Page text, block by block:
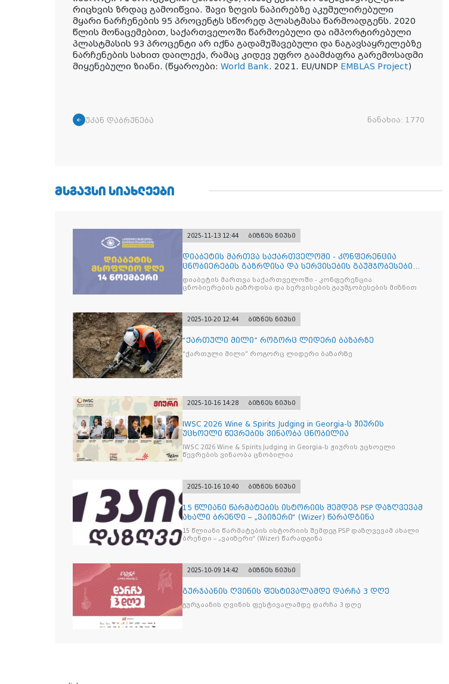
რიცხვის ზრდაც გამოიწვია. შავი ზღვის ნაპირებზე აკუმულირებული
მყარი ნარჩენების 95 პროცენტს სწორედ პლასტმასა წარმოადგენს. 2020
წლის მონაცემებით, საქართველოში წარმოებული და იმპორტირებული
პლასტმასის 93 პროცენტი არ იქნა გადამუშავებული და ნაგავსაყრელებზე
ნარჩენების სახით დაილექა, რამაც კიდევ უფრო გაამძაფრა გარემოსადმი
მიყენებული ზიანი. (წყაროები: World Bank. 2021. EU/UNDP EMBLAS Project)
უკან დაბრუნება ნანახია: 1770
ᲛᲡᲒᲐᲕᲡᲘ ᲡᲘᲐᲮᲚᲔᲔᲑᲘ
2025-11-13 12:44 ბიზნეს ნიუსი
დიაბეტის მართვა საქართველოში - კონფერენცია
ცნობიერების გაზრდისა და სერვისების გაუმჯობესების
მიზნით
დიაბეტის მართვა საქართველოში - კონფერენცია
ცნობიერების გაზრდისა და სერვისების გაუმჯობესების მიზნით
2025-10-20 12:44 ბიზნეს ნიუსი
“ქართული მილი” როგორც ლიდერი ბაზარზე
“ქართული მილი” როგორც ლიდერი ბაზარზე
2025-10-16 14:28 ბიზნეს ნიუსი
IWSC 2026 Wine & Spirits Judging in Georgia-ს ჟიურის
უცხოელი წევრების ვინაობა ცნობილია
IWSC 2026 Wine & Spirits Judging in Georgia-ს ჟიურის უცხოელი
წევრების ვინაობა ცნობილია
2025-10-16 10:40 ბიზნეს ნიუსი
15 წლიანი წარმატების ისტორიის შემდეგ PSP დაზღვევამ
ახალი ბრენდი – „ვაიზერი“ (Wizer) წარადგინა
15 წლიანი წარმატების ისტორიის შემდეგ PSP დაზღვევამ ახალი
ბრენდი – „ვაიზერი“ (Wizer) წარადგინა
2025-10-09 14:42 ბიზნეს ნიუსი
გურჯაანის ღვინის ფესტივალამდე დარჩა 3 დღე
გურჯაანის ღვინის ფესტივალამდე დარჩა 3 დღე